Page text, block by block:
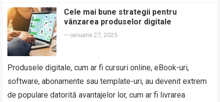
Cele mai bune strategii pentru
vânzarea produselor digitale
— ianuarie 27, 2025
Produsele digitale, cum ar fi cursuri online, eBook-uri,
software, abonamente sau template-uri, au devenit extrem
de populare datorită avantajelor lor, cum ar fi livrarea